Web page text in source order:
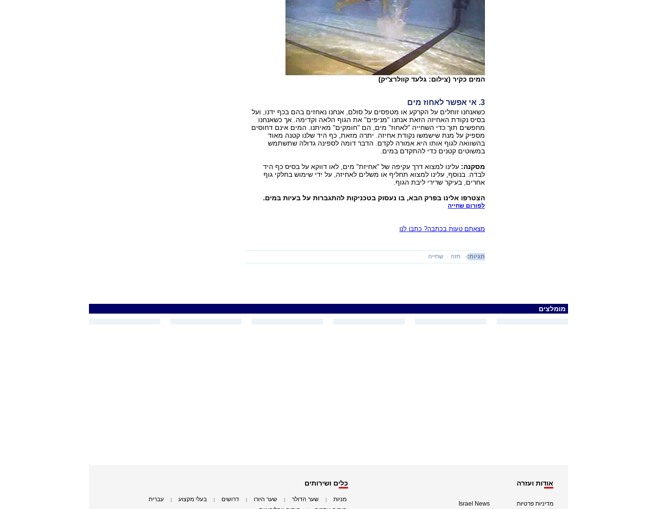
המים כקיר (צילום: גלעד קוולרצ'יק)
3. אי אפשר לאחוז מים
כשאנחנו זוחלים על הקרקע או מטפסים על סולם, אנחנו נאחזים בהם בכף ידנו, ועל
בסיס נקודת האחיזה הזאת אנחנו "מניפים" את הגוף הלאה וקדימה. אך כשאנחנו
מחפשים תוך כדי השחייה "לאחוז" מים, הם "חומקים" מאיתנו. המים אינם דחוסים
מספיק על מנת שישמשו נקודת אחיזה. יתרה מזאת, כף היד שלנו קטנה מאוד
בהשוואה לגוף אותו היא אמורה לקדם. הדבר דומה לספינה גדולה שתשתמש
במשוטים קטנים כדי להתקדם במים.
מסקנה: עלינו למצוא דרך עקיפה של "אחיזת" מים, לאו דווקא על בסיס כף היד
לבדה. בנוסף, עלינו למצוא תחליף או משלים לאחיזה, על ידי שימוש בחלקי גוף
אחרים, בעיקר שרירי ליבת הגוף.
הצטרפו אלינו בפרק הבא, בו נעסוק בטכניקות להתגברות על בעיות במים.
לפורום שחייה
מצאתם טעות בכתבה? כתבו לנו
תגיות: חזה שחייה
מומלצים
אודות ועזרה
מדיניות פרטיות Israel News
כלים ושירותים
מניות שער הדולר שער היורו דרושים בעלי מקצוע עברית